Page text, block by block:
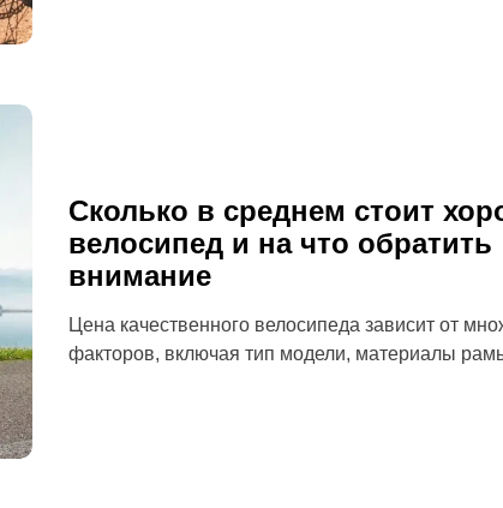
Сколько в среднем стоит
велосипед и на что обратить
внимание
Цена качественного велосипеда зависит от
факторов, включая тип модели, материалы